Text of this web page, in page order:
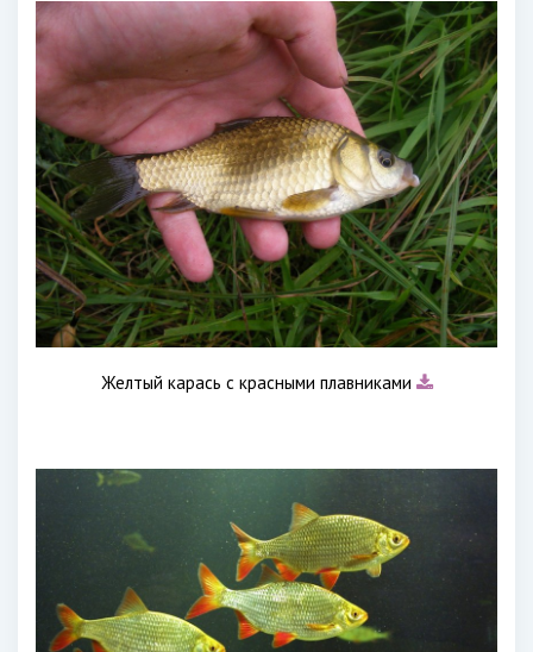
Желтый карась с красными плавниками